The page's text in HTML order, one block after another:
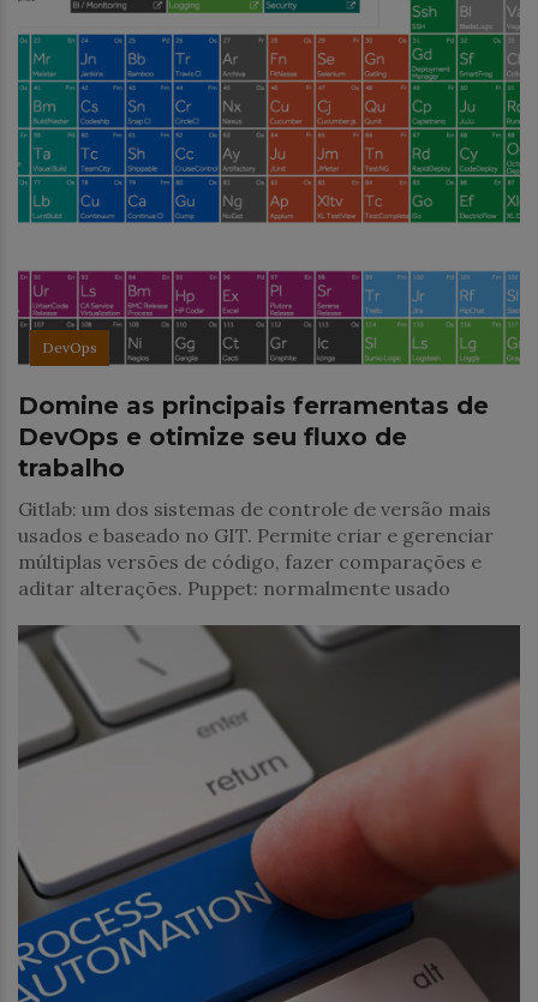
DevOps
Domine as principais ferramentas de
DevOps e otimize seu fluxo de
trabalho
Gitlab: um dos sistemas de controle de versão mais
usados e baseado no GIT. Permite criar e gerenciar
múltiplas versões de código, fazer comparações e
aditar alterações. Puppet: normalmente usado